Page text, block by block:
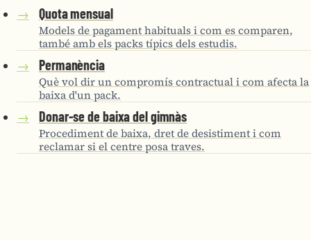
→ Quota mensual
Models de pagament habituals i com es comparen,
també amb els packs típics dels estudis.
→ Permanència
Què vol dir un compromís contractual i com afecta la
baixa d'un pack.
→ Donar-se de baixa del gimnàs
Procediment de baixa, dret de desistiment i com
reclamar si el centre posa traves.